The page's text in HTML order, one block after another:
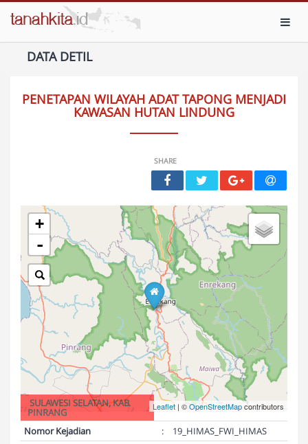
DATA DETIL
PENETAPAN WILAYAH ADAT TAPONG MENJADI
KAWASAN HUTAN LINDUNG
SHARE
+
-
Leaflet | ©OpenStreetMapcontributors
SULAWESI SELATAN, KAB.
PINRANG
Nomor Kejadian
:
19_HIMAS_FWI_HIMAS